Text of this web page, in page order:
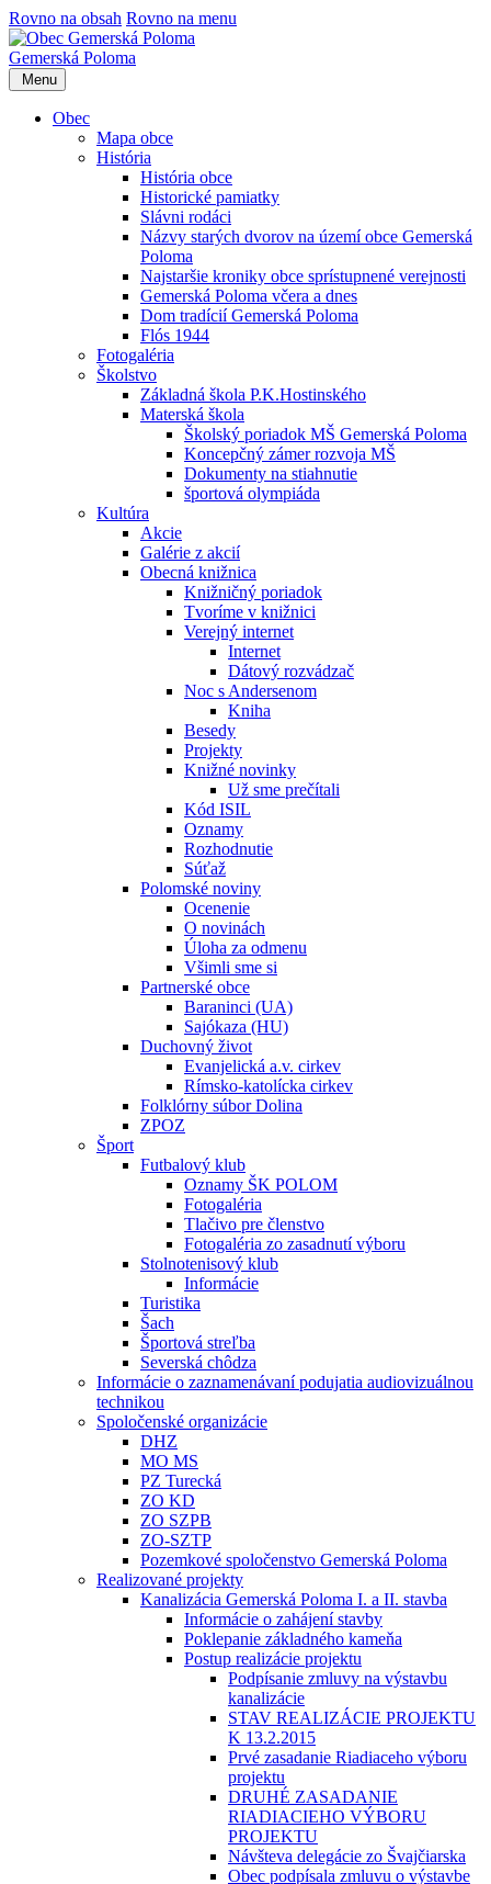
Rovno na obsah Rovno na menu
Gemerská Poloma
Menu
Obec
Mapa obce
História
História obce
Historické pamiatky
Slávni rodáci
Názvy starých dvorov na území obce Gemerská
Poloma
Najstaršie kroniky obce sprístupnené verejnosti
Gemerská Poloma včera a dnes
Dom tradícií Gemerská Poloma
Flós 1944
Fotogaléria
Školstvo
Základná škola P.K.Hostinského
Materská škola
Školský poriadok MŠ Gemerská Poloma
Koncepčný zámer rozvoja MŠ
Dokumenty na stiahnutie
športová olympiáda
Kultúra
Akcie
Galérie z akcií
Obecná knižnica
Knižničný poriadok
Tvoríme v knižnici
Verejný internet
Internet
Dátový rozvádzač
Noc s Andersenom
Kniha
Besedy
Projekty
Knižné novinky
Už sme prečítali
Kód ISIL
Oznamy
Rozhodnutie
Súťaž
Polomské noviny
Ocenenie
O novinách
Úloha za odmenu
Všimli sme si
Partnerské obce
Baraninci (UA)
Sajókaza (HU)
Duchovný život
Evanjelická a.v. cirkev
Rímsko-katolícka cirkev
Folklórny súbor Dolina
ZPOZ
Šport
Futbalový klub
Oznamy ŠK POLOM
Fotogaléria
Tlačivo pre členstvo
Fotogaléria zo zasadnutí výboru
Stolnotenisový klub
Informácie
Turistika
Šach
Športová streľba
Severská chôdza
Informácie o zaznamenávaní podujatia audiovizuálnou
technikou
Spoločenské organizácie
DHZ
MO MS
PZ Turecká
ZO KD
ZO SZPB
ZO-SZTP
Pozemkové spoločenstvo Gemerská Poloma
Realizované projekty
Kanalizácia Gemerská Poloma I. a II. stavba
Informácie o zahájení stavby
Poklepanie základného kameňa
Postup realizácie projektu
Podpísanie zmluvy na výstavbu
kanalizácie
STAV REALIZÁCIE PROJEKTU
K 13.2.2015
Prvé zasadanie Riadiaceho výboru
projektu
DRUHÉ ZASADANIE
RIADIACIEHO VÝBORU
PROJEKTU
Návšteva delegácie zo Švajčiarska
Obec podpísala zmluvu o výstavbe